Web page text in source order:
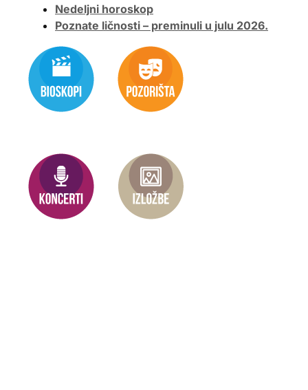
Nedeljni horoskop
Poznate ličnosti – preminuli u julu 2026.